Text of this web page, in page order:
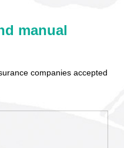
manual
companies accepted